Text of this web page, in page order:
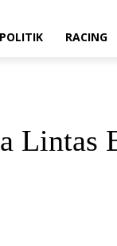
POLITIK RACING
Lintas